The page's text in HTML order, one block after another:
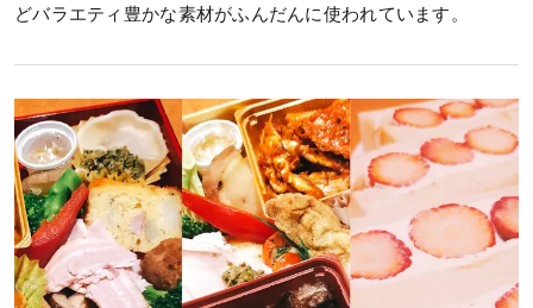
どバラエティ豊かな素材がふんだんに使われています。